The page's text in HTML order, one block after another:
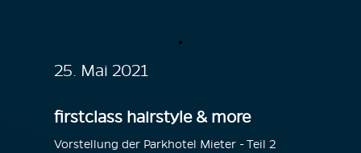
25. Mai 2021
firstclass hairstyle & more
Vorstellung der Parkhotel Mieter - Teil 2